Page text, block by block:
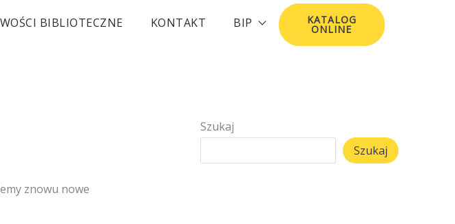
BIBLIOTECZNE KONTAKT BIP KATALOG
ONLINE
znowu nowe
Szukaj
Szukaj